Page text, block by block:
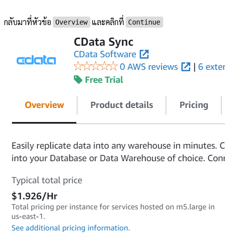
กลับมาที่หัวข้อ Overview และคลิกที่ Continue